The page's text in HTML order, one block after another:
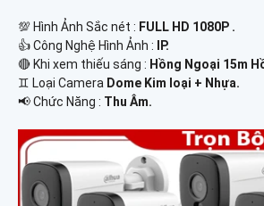
💯 Hình Ảnh Sắc nét : FULL HD 1080P .
👍 Công Nghệ Hình Ảnh :
IP.
🔴 Khi xem thiếu sáng : Hồng Ngoại 15m
♊ Loại Camera Dome Kim loại + Nhựa.
️📢 Chức Năng : Thu Âm.